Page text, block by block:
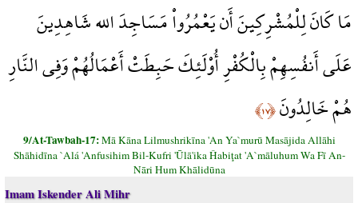
مَا كَانَ لِلْمُشْرِكِينَ أَن يَعْمُرُواْ مَسَاجِدَ الله شَاهِدِينَ
عَلَى أَنفُسِهِمْ بِالْكُفْرِ أُوْلَئِكَ حَبِطَتْ أَعْمَالُهُمْ وَفِي النَّارِ
هُمْ خَالِدُونَ﴿١٧﴾
9/At-Tawbah-17:Mā Kāna Lilmushrikīna 'An Ya`murū Masājida Allāhi
Shāhidīna `Alá 'Anfusihim Bil-Kufri 'Ūlā'ika Ĥabiţat 'A`māluhum Wa Fī An-
Nāri Hum Khālidūna
Imam Iskender Ali Mihr